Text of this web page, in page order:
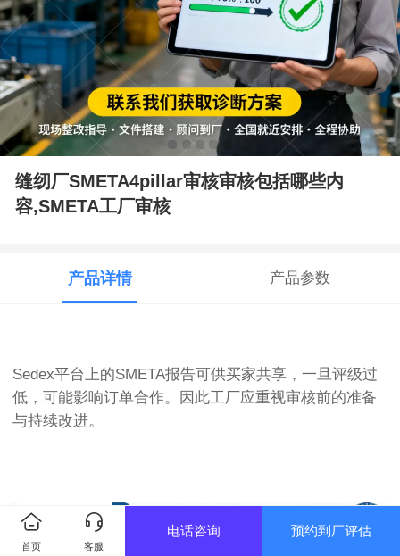
缝纫厂SMETA4pillar审核审核包括哪些内
容,SMETA工厂审核
产品详情 产品参数
Sedex平台上的SMETA报告可供买家共享，一旦评级过
低，可能影响订单合作。因此工厂应重视审核前的准备
与持续改进。
首页 客服
电话咨询 预约到厂评估